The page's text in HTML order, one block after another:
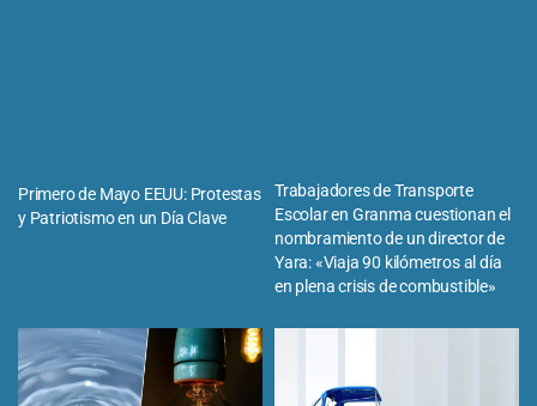
Primero de Mayo EEUU: Protestas
y Patriotismo en un Día Clave
Trabajadores de Transporte
Escolar en Granma cuestionan el
nombramiento de un director de
Yara: «Viaja 90 kilómetros al día
en plena crisis de combustible»